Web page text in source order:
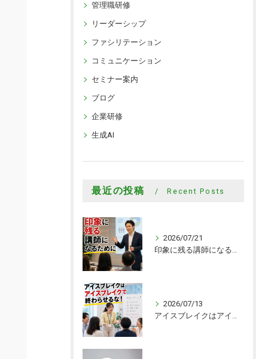
管理職研修
リーダーシップ
ファシリテーション
コミュニケーション
セミナー案内
ブログ
企業研修
生成AI
最近の投稿 Recent Posts
2026/07/21
印象に残る講師になるために
2026/07/13
アイスブレイクはアイスブレイクで終わらせるな！